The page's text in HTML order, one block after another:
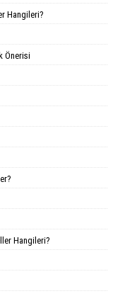
Hangileri?
Önerisi
Hangileri?